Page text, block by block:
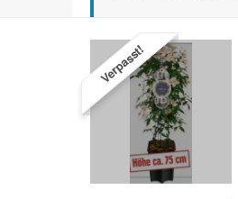
Verpasst!